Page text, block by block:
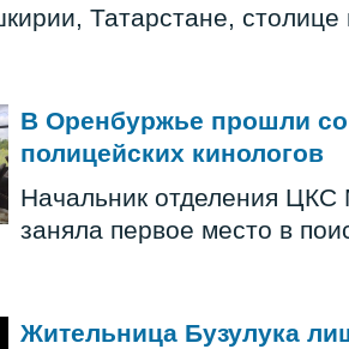
Татарстане,
В Оренбуржье прошли
полицейских кинологов
Начальник отделения
заняла первое место в
Жительница Бузулука